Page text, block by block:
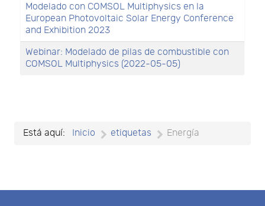
Modelado con COMSOL Multiphysics en la
European Photovoltaic Solar Energy Conference
and Exhibition 2023
Webinar: Modelado de pilas de combustible con
COMSOL Multiphysics (2022-05-05)
Está aquí: Inicio etiquetas Energía